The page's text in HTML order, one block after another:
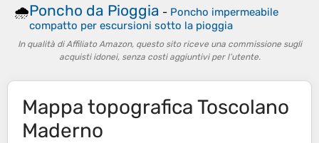
🌧️Poncho da Pioggia - Poncho impermeabile
compatto per escursioni sotto la pioggia
In qualità di Affiliato Amazon, questo sito riceve una commissione sugli
acquisti idonei, senza costi aggiuntivi per l’utente.
Mappa topografica Toscolano
Maderno